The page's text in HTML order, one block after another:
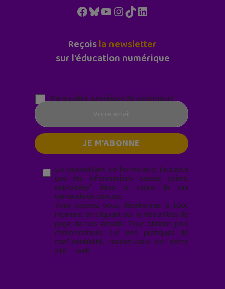
Facebook
Bluesky
YouTube
Instagram
TikTokLinkedIn
Reçoisla newsletter
sur l'éducation numérique
Parentalité numérique (le lundi matin)
En soumettant ce formulaire, j’accepte
que les informations saisies soient
exploitées* dans le cadre de ma
demande de contact.
Vous pouvez vous désabonner à tout
moment en cliquant sur le lien en bas de
page de nos emails. Pour obtenir plus
d'informations sur nos pratiques de
confidentialité, rendez-vous sur notre
site web